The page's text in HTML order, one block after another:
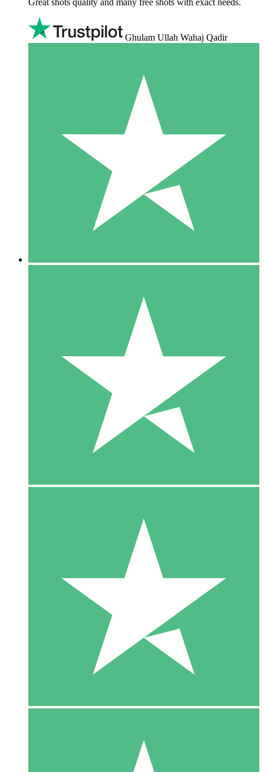
Great shots quality and many free shots with exact needs.
Ghulam Ullah Wahaj Qadir